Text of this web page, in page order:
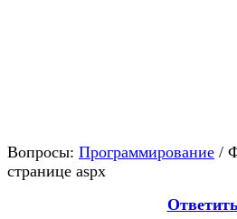
Вопросы: Программирование /
странице aspx
Ответить